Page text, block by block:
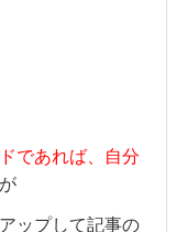
であれば、自分
ップして記事の